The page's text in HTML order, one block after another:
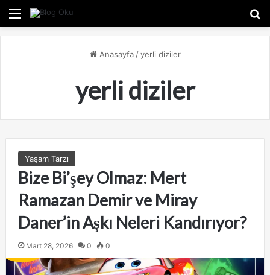
Menü
Anasayfa / yerli diziler
yerli diziler
Yaşam Tarzı
Bize Bi’şey Olmaz: Mert
Ramazan Demir ve Miray
Daner’in Aşkı Neleri Kandırıyor?
Mart 28, 2026 0 0